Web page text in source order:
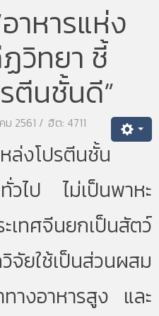
าหารแห่ง
วิทยา ชี้
ตีนชั้นดี”
ม 2561 ฮิต: 4711
ล่งโปรตีนชั้น
วไป ไม่เป็นพาหะ
เทศจีนยกเป็นสัตว์
ยใช้เป็นส่วนผสม
งอาหารสูง และ